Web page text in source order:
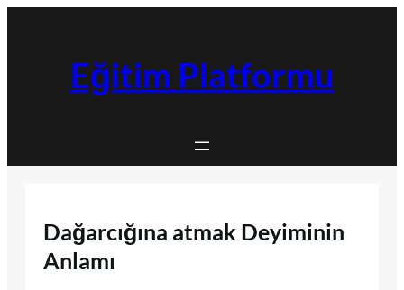
Eğitim Platformu
Dağarcığına atmak Deyiminin
Anlamı